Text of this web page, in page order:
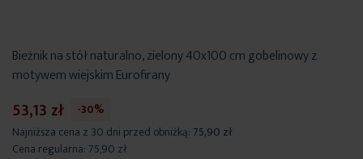
Bieżnik na stół naturalno, zielony 40x100 cm gobelinowy z
motywem wiejskim Eurofirany
53,13 zł
-30%
Najniższa cena z 30 dni przed obniżką: 75,90 zł
Cena regularna: 75,90 zł